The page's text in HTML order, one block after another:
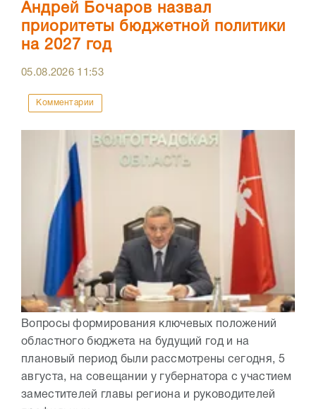
Андрей Бочаров назвал
приоритеты бюджетной политики
на 2027 год
05.08.2026 11:53
Комментарии
Вопросы формирования ключевых положений
областного бюджета на будущий год и на
плановый период были рассмотрены сегодня, 5
августа, на совещании у губернатора с участием
заместителей главы региона и руководителей